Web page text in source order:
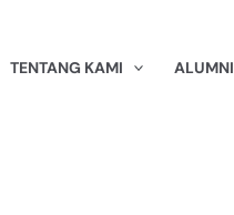
TENTANG KAMI ALUMNI